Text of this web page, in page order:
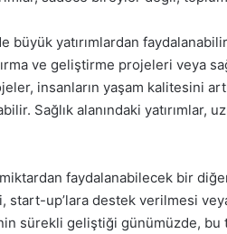
büyük yatırımlardan
ve geliştirme projeleri veya
insanların yaşam kalitesini
Sağlık alanındaki yatırımlar,
faydalanabilecek bir
up’lara destek verilmesi
sürekli geliştiği günümüzde,